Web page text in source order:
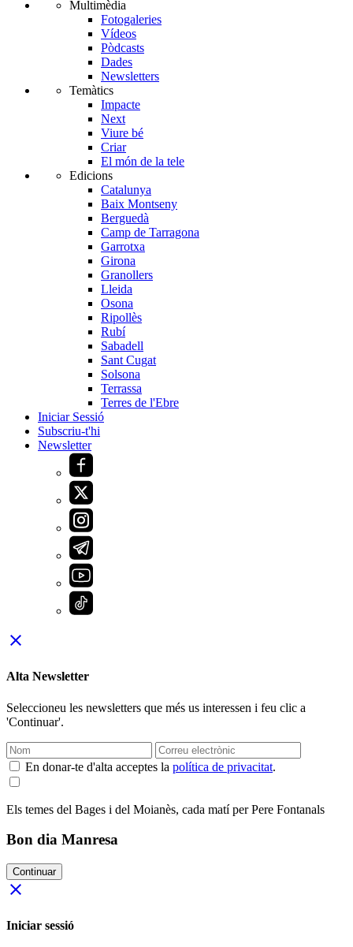
Multimèdia
Fotogaleries
Vídeos
Pòdcasts
Dades
Newsletters
Temàtics
Impacte
Next
Viure bé
Criar
El món de la tele
Edicions
Catalunya
Baix Montseny
Berguedà
Camp de Tarragona
Garrotxa
Girona
Granollers
Lleida
Osona
Ripollès
Rubí
Sabadell
Sant Cugat
Solsona
Terrassa
Terres de l'Ebre
Iniciar Sessió
Subscriu-t'hi
Newsletter
close
Alta Newsletter
Seleccioneu les newsletters que més us interessen i feu clic a
'Continuar'.
En donar-te d'alta acceptes la política de privacitat.
Els temes del Bages i del Moianès, cada matí per Pere Fontanals
Bon dia Manresa
Continuar
close
Iniciar sessió